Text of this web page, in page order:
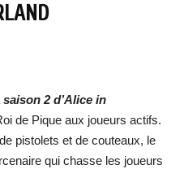
saison 2 d’Alice in
de Pique aux joueurs actifs.
pistolets et de couteaux, le
qui chasse les joueurs